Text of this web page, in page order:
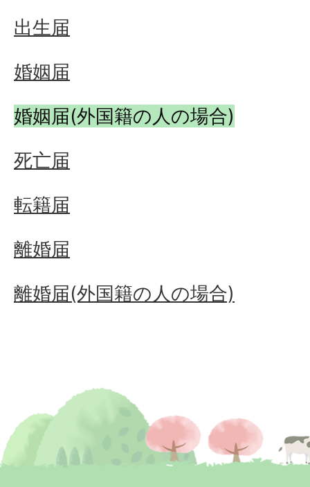
出生届
婚姻届
婚姻届(外国籍の人の場合)
死亡届
転籍届
離婚届
離婚届(外国籍の人の場合)